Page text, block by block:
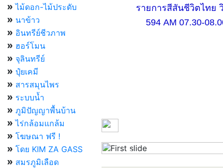
» ไม้ดอก-ไม้ประดับ
» นาข้าว
» อินทรีย์ชีวภาพ
» ฮอร์โมน
» จุลินทรีย์
» ปุ๋ยเคมี
» สารสมุนไพร
» ระบบน้ำ
» ภูมิปัญญาพื้นบ้าน
» ไร่กล้อมแกล้ม
» โฆษณา ฟรี !
» โดย KIM ZA GASS
» สมรภูมิเลือด
รายการสีสันชีวิตไทย วิ
594 AM 07.30-08.00
Previous